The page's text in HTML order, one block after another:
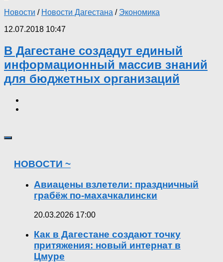
Новости / Новости Дагестана / Экономика
12.07.2018 10:47
В Дагестане создадут единый
информационный массив знаний
для бюджетных организаций
НОВОСТИ ~
Авиацены взлетели: праздничный
грабёж по-махачкалински
20.03.2026 17:00
Как в Дагестане создают точку
притяжения: новый интернат в
Цмуре